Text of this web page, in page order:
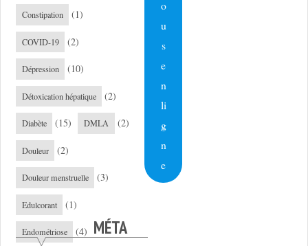
Constipation (1)
COVID-19 (2)
Dépression (10)
Détoxication hépatique (2)
Diabète (15) DMLA (2)
Douleur (2)
Douleur menstruelle (3)
Edulcorant (1)
Endométriose (4)
o
u
s
e
n
li
g
n
e
MÉTA